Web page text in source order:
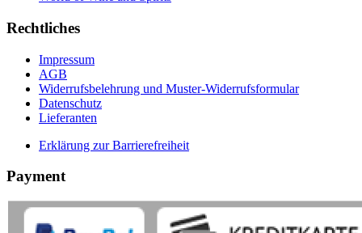
Rechtliches
Impressum
AGB
Widerrufsbelehrung und Muster-Widerrufsformular
Datenschutz
Lieferanten
Erklärung zur Barrierefreiheit
Payment